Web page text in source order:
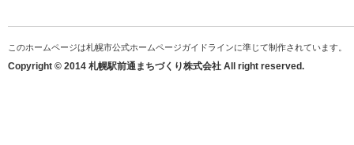
このホームページは札幌市公式ホームページガイドラインに準じて制作されています。
Copyright © 2014 札幌駅前通まちづくり株式会社 All right reserved.